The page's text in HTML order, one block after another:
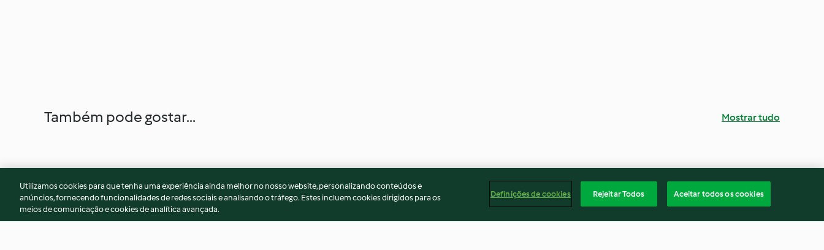
Também pode gostar... Mostrar tudo
Utilizamos cookies para que tenha uma experiência ainda melhor no nosso website, personalizando conteúdos e
anúncios, fornecendo funcionalidades de redes sociais e analisando o tráfego. Estes incluem cookies dirigidos para os
meios de comunicação e cookies de analítica avançada.
Definições de cookies Rejeitar Todos Aceitar todos os cookies